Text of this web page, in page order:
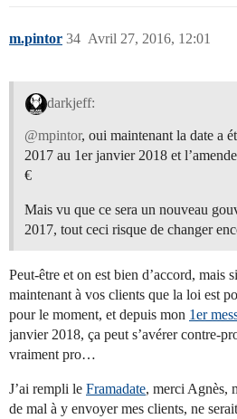
m.pintor Avril 27, 2016, 12:01
34
darkjeff:
@mpintor, oui maintenant la date a
2017 au 1er janvier 2018 et
€
Mais vu que ce sera un nouveau
2017, tout ceci risque de changer
Peut-être et on est bien d’accord, mais
maintenant à vos clients que la loi est
pour le moment, et depuis mon 1er
janvier 2018, ça peut s’avérer contre-
vraiment pro…
J’ai rempli le Framadate, merci Agnès,
de mal à y envoyer mes clients, ne